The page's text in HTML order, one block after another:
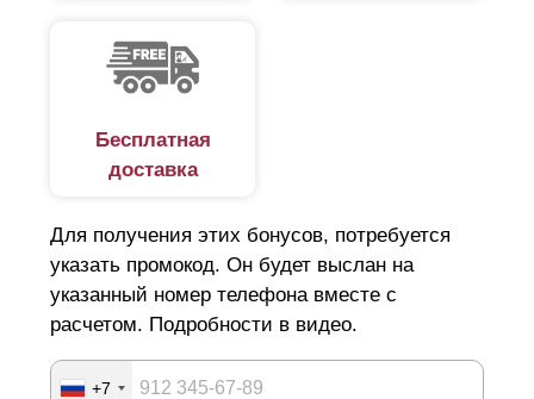
Бесплатная
доставка
Для получения этих бонусов, потребуется
указать промокод. Он будет выслан на
указанный номер телефона вместе с
расчетом. Подробности в видео.
+7